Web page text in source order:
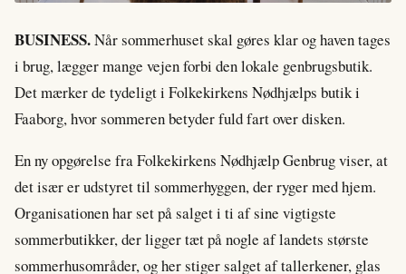
BUSINESS.Når sommerhuset skal gøres klar og haven tages
i brug, lægger mange vejen forbi den lokale genbrugsbutik.
Det mærker de tydeligt i Folkekirkens Nødhjælps butik i
Faaborg, hvor sommeren betyder fuld fart over disken.
En ny opgørelse fra Folkekirkens Nødhjælp Genbrug viser, at
det især er udstyret til sommerhyggen, der ryger med hjem.
Organisationen har set på salget i ti af sine vigtigste
sommerbutikker, der ligger tæt på nogle af landets største
sommerhusområder, og her stiger salget af tallerkener, glas